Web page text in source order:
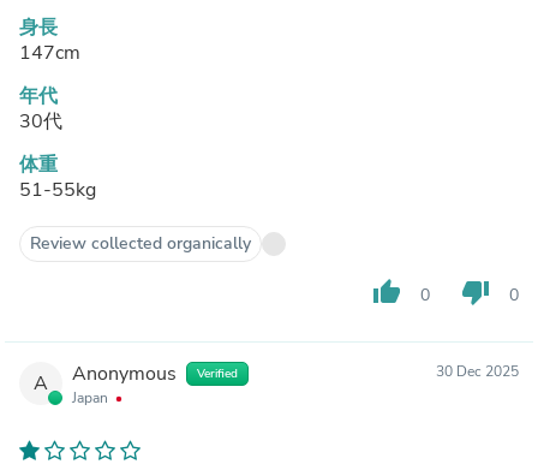
身長
147cm
年代
30代
体重
51-55kg
Review collected organically
thumb_up 0 thumb_down 0
A Anonymous Verified
Japan
30 Dec 2025